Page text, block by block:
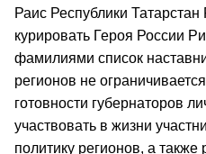
Раис Республики
курировать Героя России
фамилиями список
регионов не
готовности губернаторов
участвовать в жизни
политику регионов, а